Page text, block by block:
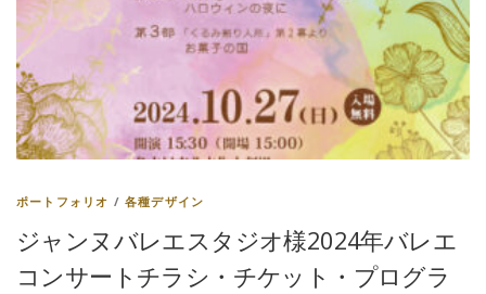
ポートフォリオ /各種デザイン
ジャンヌバレエスタジオ様2024年バレエ
コンサートチラシ・チケット・プログラ